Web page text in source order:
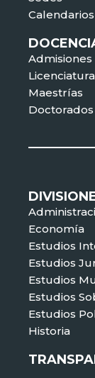
Admisiones
Maestrías
Doctorados
Economía
Estudios
Estudios
Estudios
Estudios
Estudios
Historia